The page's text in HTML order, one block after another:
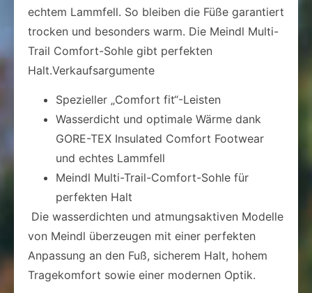
echtem Lammfell. So bleiben die Füße garantiert
trocken und besonders warm. Die Meindl Multi-
Trail Comfort-Sohle gibt perfekten
Halt.Verkaufsargumente
Spezieller „Comfort fit“-Leisten
Wasserdicht und optimale Wärme dank
GORE-TEX Insulated Comfort Footwear
und echtes Lammfell
Meindl Multi-Trail-Comfort-Sohle für
perfekten Halt
Die wasserdichten und atmungsaktiven Modelle
von Meindl überzeugen mit einer perfekten
Anpassung an den Fuß, sicherem Halt, hohem
Tragekomfort sowie einer modernen Optik.